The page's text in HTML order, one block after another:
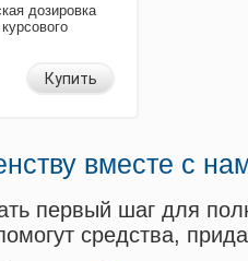
дозировка
Купить
вместе с
первый шаг для
средства,